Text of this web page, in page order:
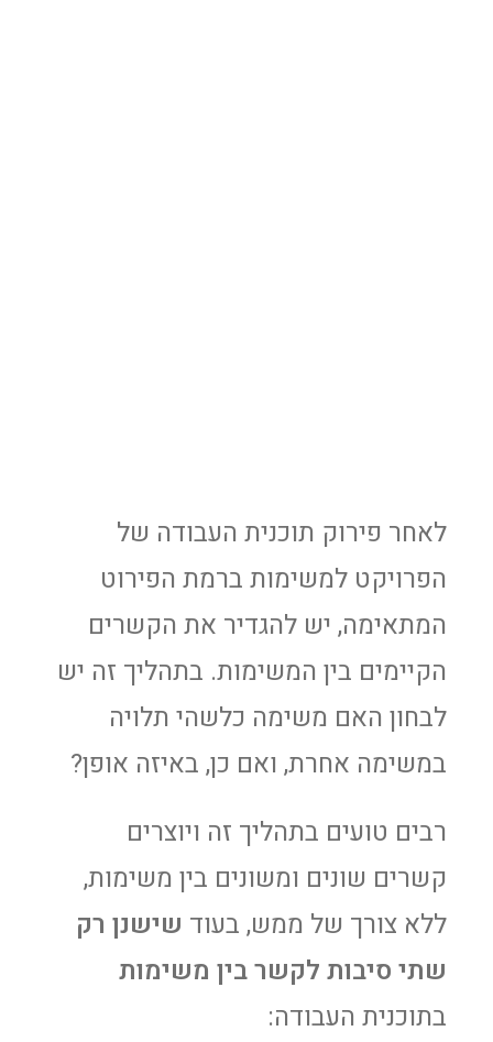
לאחר פירוק תוכנית העבודה של
הפרויקט למשימות ברמת הפירוט
המתאימה, יש להגדיר את הקשרים
הקיימים בין המשימות. בתהליך זה יש
לבחון האם משימה כלשהי תלויה
במשימה אחרת, ואם כן, באיזה אופן?
רבים טועים בתהליך זה ויוצרים
קשרים שונים ומשונים בין משימות,
ללא צורך של ממש, בעוד שישנן רק
שתי סיבות לקשר בין משימות
בתוכנית העבודה: